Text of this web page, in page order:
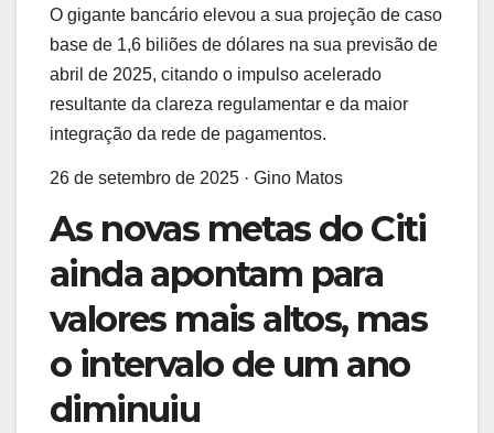
O gigante bancário elevou a sua projeção de caso
base de 1,6 biliões de dólares na sua previsão de
abril de 2025, citando o impulso acelerado
resultante da clareza regulamentar e da maior
integração da rede de pagamentos.
26 de setembro de 2025 · Gino Matos
As novas metas do Citi
ainda apontam para
valores mais altos, mas
o intervalo de um ano
diminuiu